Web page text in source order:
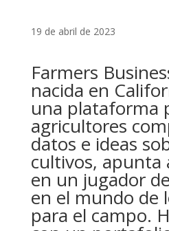
19 de abril de 2023
Farmers
nacida en
una plataforma
agricultores
datos e ideas
cultivos, apunta
en un jugador
en el mundo de
para el campo.